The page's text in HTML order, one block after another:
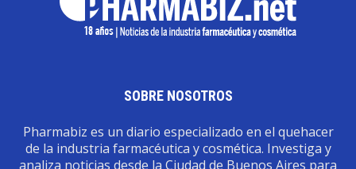
SOBRE NOSOTROS
Pharmabiz es un diario especializado en el quehacer
de la industria farmacéutica y cosmética. Investiga y
analiza noticias desde la Ciudad de Buenos Aires para